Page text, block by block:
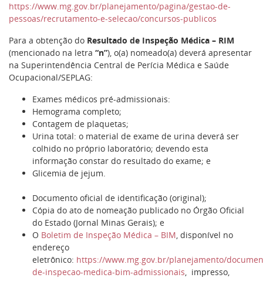
https://www.mg.gov.br/planejamento/pagina/gestao-de-
pessoas/recrutamento-e-selecao/concursos-publicos
Para a obtenção do Resultado de Inspeção Médica – RIM
(mencionado na letra “n”), o(a) nomeado(a) deverá apresentar
na Superintendência Central de Perícia Médica e Saúde
Ocupacional/SEPLAG:
Exames médicos pré-admissionais:
Hemograma completo;
Contagem de plaquetas;
Urina total: o material de exame de urina deverá ser
colhido no próprio laboratório; devendo esta
informação constar do resultado do exame; e
Glicemia de jejum.
Documento oficial de identificação (original);
Cópia do ato de nomeação publicado no Órgão Oficial
do Estado (Jornal Minas Gerais); e
O Boletim de Inspeção Médica – BIM, disponível no
endereço
eletrônico: https://www.mg.gov.br/planejamento/
de-inspecao-medica-bim-admissionais, impresso,